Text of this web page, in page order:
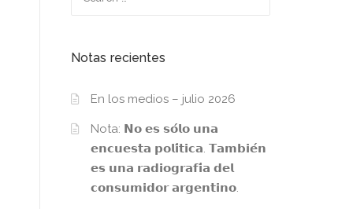
Notas recientes
En los medios – julio 2026
Nota: 𝗡𝗼 𝗲𝘀 𝘀𝗼́𝗹𝗼 𝘂𝗻𝗮
𝗲𝗻𝗰𝘂𝗲𝘀𝘁𝗮 𝗽𝗼𝗹𝗶́𝘁𝗶𝗰𝗮. 𝗧𝗮𝗺𝗯𝗶𝗲́𝗻
𝗲𝘀 𝘂𝗻𝗮 𝗿𝗮𝗱𝗶𝗼𝗴𝗿𝗮𝗳𝗶́𝗮 𝗱𝗲𝗹
𝗰𝗼𝗻𝘀𝘂𝗺𝗶𝗱𝗼𝗿 𝗮𝗿𝗴𝗲𝗻𝘁𝗶𝗻𝗼.